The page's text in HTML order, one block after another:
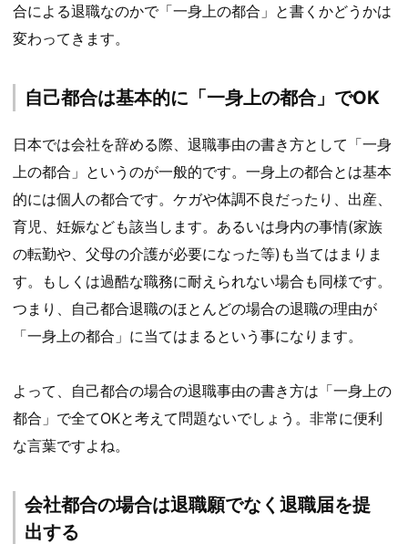
合による退職なのかで「一身上の都合」と書くかどうかは
変わってきます。
自己都合は基本的に「一身上の都合」でOK
日本では会社を辞める際、退職事由の書き方として「一身
上の都合」というのが一般的です。一身上の都合とは基本
的には個人の都合です。ケガや体調不良だったり、出産、
育児、妊娠なども該当します。あるいは身内の事情(家族
の転勤や、父母の介護が必要になった等)も当てはまりま
す。もしくは過酷な職務に耐えられない場合も同様です。
つまり、自己都合退職のほとんどの場合の退職の理由が
「一身上の都合」に当てはまるという事になります。
よって、自己都合の場合の退職事由の書き方は「一身上の
都合」で全てOKと考えて問題ないでしょう。非常に便利
な言葉ですよね。
会社都合の場合は退職願でなく退職届を提
出する